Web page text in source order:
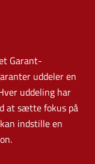
Garant-
uddeler en
uddeling har
at sætte fokus på
indstille en